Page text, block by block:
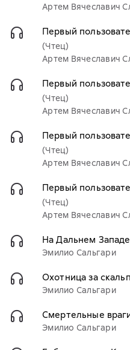
Артем Вячеславич
Первый
(Чтец)
Артем Вячеславич
Первый
(Чтец)
Артем Вячеславич
Первый
(Чтец)
Артем Вячеславич
Первый
(Чтец)
Артем Вячеславич
На Дальнем Западе
Эмилио Сальгари
Охотница за
Эмилио Сальгари
Смертельные
Эмилио Сальгари